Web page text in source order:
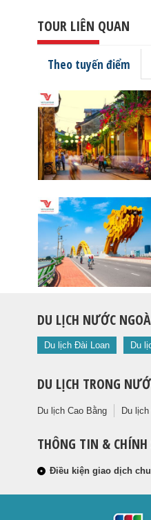
TOUR LIÊN QUAN
Theo tuyến điểm
DU LỊCH NƯỚC
Du lịch Đài Loan Du
DU LỊCH TRONG
Du lịch Cao Bằng Du
THÔNG TIN & CHÍNH
Điều kiện giao dịch